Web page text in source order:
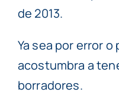
de 2013.
Ya sea por error
acostumbra a
borradores.